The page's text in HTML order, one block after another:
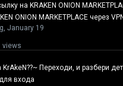
на KRAKEN ONION
ONION MARKETPLACE через
January 19
views
KrAkeN??~ Переходи, и разбери
входа